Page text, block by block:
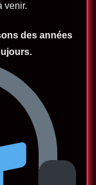
venir.
des années